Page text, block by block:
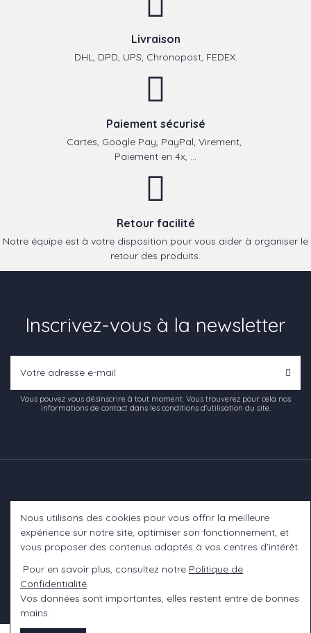
Livraison
DHL, DPD, UPS, Chronopost, FEDEX.
Paiement sécurisé
Cartes, Google Pay, PayPal, Virement,
Paiement en 4x, ...
Retour facilité
Notre équipe est à votre disposition pour vous aider à organiser le
retour des produits.
Inscrivez-vous à la newsletter
Vous pouvez vous désinscrire à tout moment. Vous trouverez pour cela nos
informations de contact dans les conditions d'utilisation du site.
Informations
Contact us
Nous utilisons des cookies pour vous offrir la meilleure
expérience sur notre site, optimiser son fonctionnement, et
vous proposer des contenus adaptés à vos centres d’intérêt.
Pour en savoir plus, consultez notre Politique de
Confidentialité.
Vos données sont importantes, elles restent entre de bonnes
mains.